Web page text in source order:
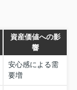
資産価値への影
響
安心感による需
要増